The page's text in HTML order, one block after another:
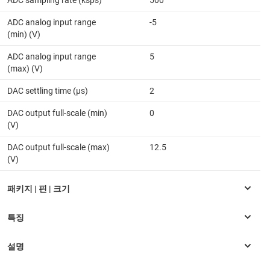
ADC analog input range
(min) (V)
-5
ADC analog input range
(max) (V)
5
DAC settling time (µs) 2
DAC output full-scale (min)
(V)
0
DAC output full-scale (max)
(V)
12.5